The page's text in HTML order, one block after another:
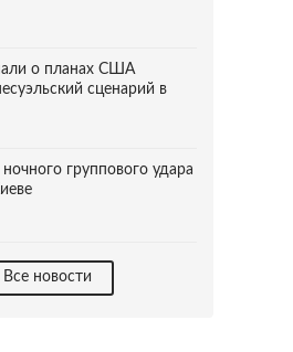
о планах США
сценарий в
группового удара
Все новости